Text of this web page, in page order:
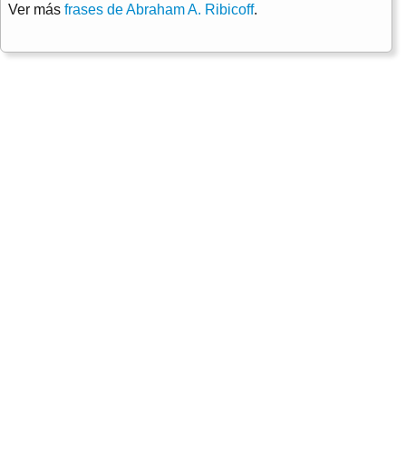
Ver más frases de Abraham A. Ribicoff.